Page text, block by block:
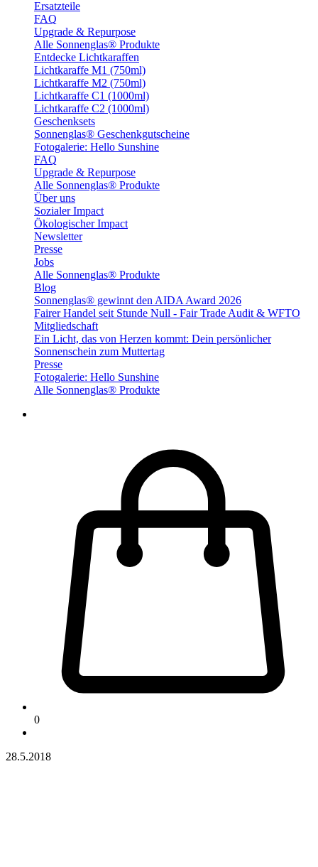
Ersatzteile
FAQ
Upgrade & Repurpose
Alle Sonnenglas® Produkte
Entdecke Lichtkaraffen
Lichtkaraffe M1 (750ml)
Lichtkaraffe M2 (750ml)
Lichtkaraffe C1 (1000ml)
Lichtkaraffe C2 (1000ml)
Geschenksets
Sonnenglas® Geschenkgutscheine
Fotogalerie: Hello Sunshine
FAQ
Upgrade & Repurpose
Alle Sonnenglas® Produkte
Über uns
Sozialer Impact
Ökologischer Impact
Newsletter
Presse
Jobs
Alle Sonnenglas® Produkte
Blog
Sonnenglas® gewinnt den AIDA Award 2026
Fairer Handel seit Stunde Null - Fair Trade Audit & WFTO
Mitgliedschaft
Ein Licht, das von Herzen kommt: Dein persönlicher
Sonnenschein zum Muttertag
Presse
Fotogalerie: Hello Sunshine
Alle Sonnenglas® Produkte
0
28.5.2018